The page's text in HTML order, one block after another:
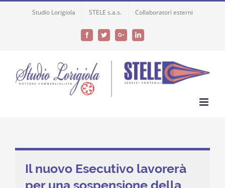
Studio Lorigiola STELE s.a.s. Collaboratori esterni
FacebookTwitterGoogle+LinkedIn
Il nuovo Esecutivo lavorerà